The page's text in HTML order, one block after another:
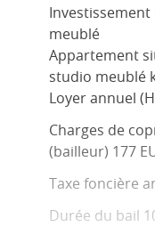
meublé
Appartement
studio meublé
Loyer annuel
Charges de
(bailleur) 177
Taxe foncière
Durée du bail